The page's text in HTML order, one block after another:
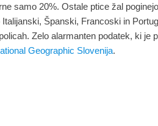
samo 20%. Ostale ptice žal
Španski, Francoski in
Zelo alarmanten podatek, ki
Geographic Slovenija.